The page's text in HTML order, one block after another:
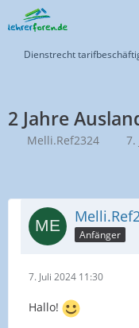
Dienstrecht
2 Jahre
Melli.Ref2324 7.
Anfänger
7. Juli 2024 11:30
Hallo!